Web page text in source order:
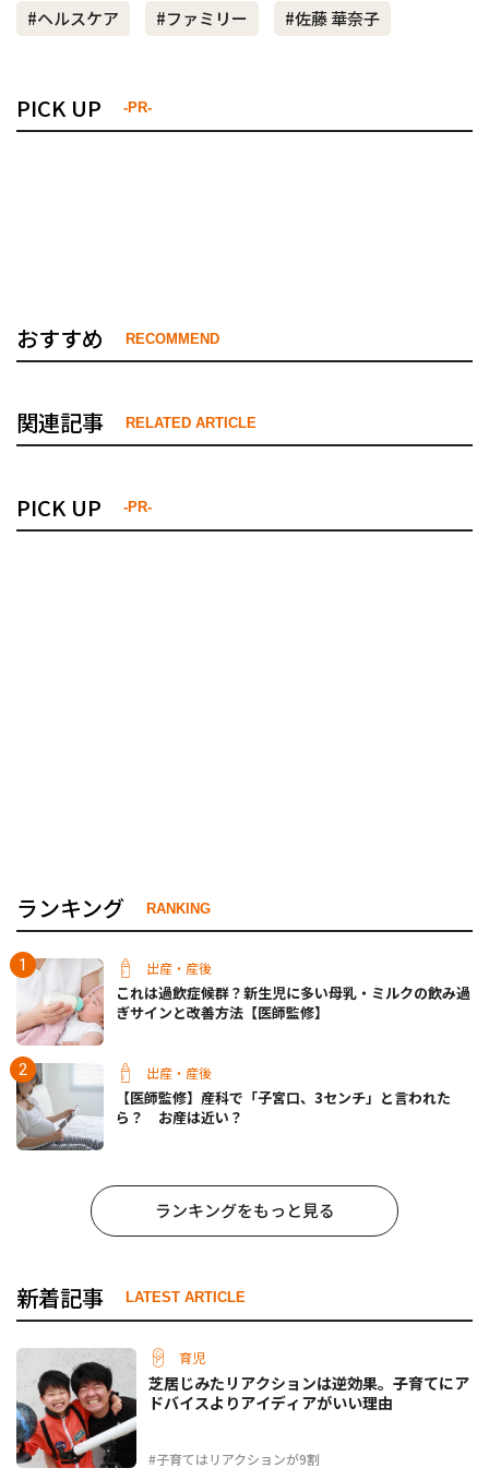
#ヘルスケア #ファミリー #佐藤 華奈子
PICK UP -PR-
おすすめ RECOMMEND
関連記事 RELATED ARTICLE
PICK UP -PR-
ランキング RANKING
出産・産後
これは過飲症候群？新生児に多い母乳・ミルクの飲み過
ぎサインと改善方法【医師監修】
出産・産後
【医師監修】産科で「子宮口、3センチ」と言われた
ら？ お産は近い？
ランキングをもっと見る
新着記事 LATEST ARTICLE
育児
#子育てはリアクションが9割
芝居じみたリアクションは逆効果。子育てにア
ドバイスよりアイディアがいい理由